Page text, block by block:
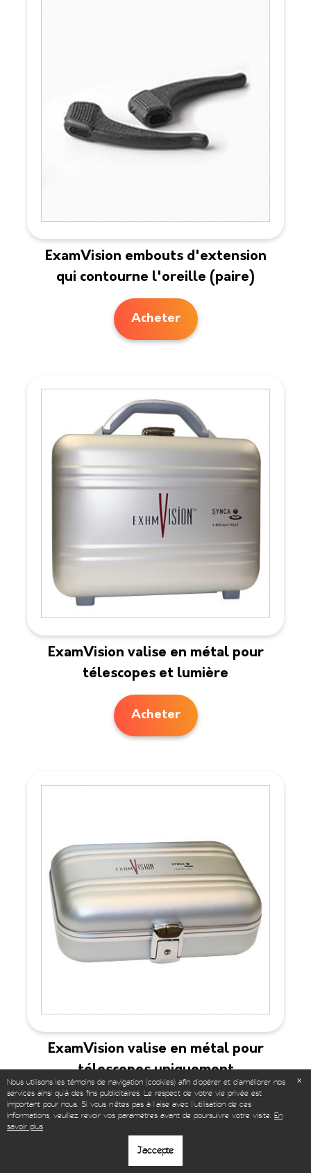
ExamVision embouts d'extension
qui contourne l'oreille (paire)
Acheter
ExamVision valise en métal pour
télescopes et lumière
Acheter
ExamVision valise en métal pour
télescopes uniquement
Acheter
Nous utilisons les témoins de navigation (cookies) afin d'opérer et d’améliorer nos
services ainsi qu'à des fins publicitaires. Le respect de votre vie privée est
important pour nous. Si vous n'êtes pas à l'aise avec l'utilisation de ces
informations, veuillez revoir vos paramètres avant de poursuivre votre visite. En
savoir plus
J'accepte